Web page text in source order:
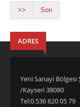
>> Son
ADRES
Yeni Sanayi
/Kayseri 38080
Tel:0.536 620 05 79